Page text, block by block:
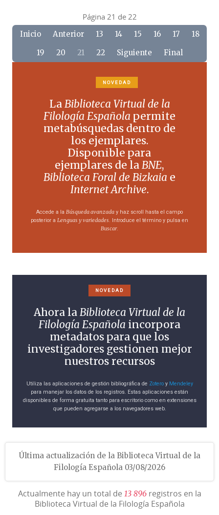
Página 21 de 22
Inicio Anterior 13 14 15 16 17
18
19
20 21 22 Siguiente Final
NOVEDAD
LaBiblioteca Virtual de la
Filología Española permite
metabúsquedas dentro de
los ejemplares.
Disponible para
ejemplares de laBNE,
Biblioteca Foral de Bizkaia e
Internet Archive.
Accede a la Búsqueda avanzada y haz scroll hasta el campo
posterior a Lenguas y variedades. Introduce el término y pulsa en
Buscar.
NOVEDAD
Ahora laBiblioteca Virtual de la
Filología Española incorpora
metadatos para que los
investigadores gestionen mejor
nuestros recursos
Utiliza las aplicaciones de gestión bibliográfica de Zoteroy Mendeley
para manejar los datos de los registros. Estas aplicaciones están
disponibles de forma gratuita tanto para escritorio como en extensiones
que pueden agregarse a los navegadores web.
Última actualización de la Biblioteca Virtual de la
Filología Española 03/08/2026
Actualmente hay un total de 13 896registros en la
Biblioteca Virtual de la Filología Española